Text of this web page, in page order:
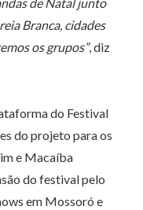
Branca, cidades
os grupos”, diz
do Festival
do projeto para os
e Macaíba
do festival pelo
em Mossoró e